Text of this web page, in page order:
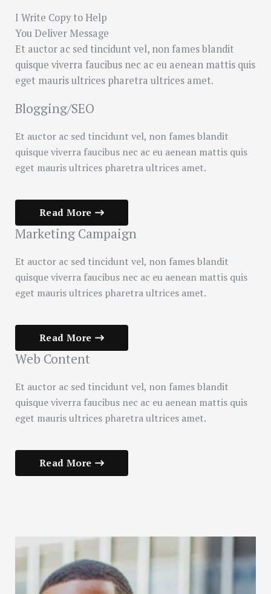
I Write Copy to Help
You Deliver Message
Et auctor ac sed tincidunt vel, non fames blandit
quisque viverra faucibus nec ac eu aenean mattis quis
eget mauris ultrices pharetra ultrices amet.
Blogging/SEO
Et auctor ac sed tincidunt vel, non fames blandit
quisque viverra faucibus nec ac eu aenean mattis quis
eget mauris ultrices pharetra ultrices amet.
Read More
Marketing Campaign
Et auctor ac sed tincidunt vel, non fames blandit
quisque viverra faucibus nec ac eu aenean mattis quis
eget mauris ultrices pharetra ultrices amet.
Read More
Web Content
Et auctor ac sed tincidunt vel, non fames blandit
quisque viverra faucibus nec ac eu aenean mattis quis
eget mauris ultrices pharetra ultrices amet.
Read More